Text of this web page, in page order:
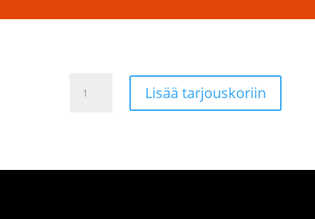
määrä
Lisää tarjouskoriin